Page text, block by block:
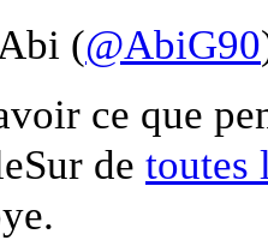
(@AbiG90
ce que
de toutes